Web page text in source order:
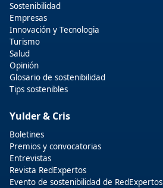
Sostenibilidad
Empresas
Innovación y Tecnologia
Turismo
Salud
Opinión
Glosario de sostenibilidad
Tips sostenibles
Yulder & Cris
Boletines
Premios y convocatorias
Entrevistas
Revista RedExpertos
Evento de sostenibilidad de RedExpertos